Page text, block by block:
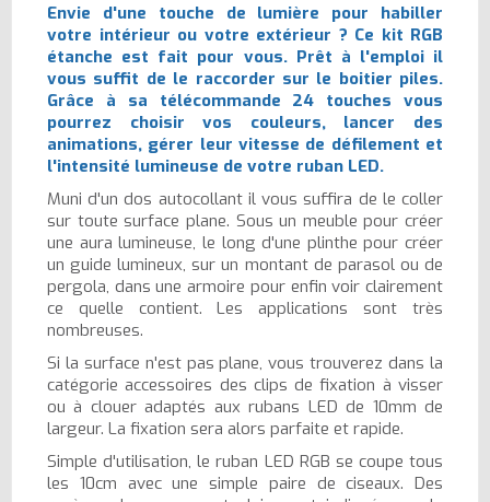
Envie d'une touche de lumière pour habiller
votre intérieur ou votre extérieur ? Ce kit RGB
étanche est fait pour vous. Prêt à l'emploi il
vous suffit de le raccorder sur le boitier piles.
Grâce à sa télécommande 24 touches vous
pourrez choisir vos couleurs, lancer des
animations, gérer leur vitesse de défilement et
l'intensité lumineuse de votre ruban LED.
Muni d'un dos autocollant il vous suffira de le coller
sur toute surface plane. Sous un meuble pour créer
une aura lumineuse, le long d'une plinthe pour créer
un guide lumineux, sur un montant de parasol ou de
pergola, dans une armoire pour enfin voir clairement
ce quelle contient. Les applications sont très
nombreuses.
Si la surface n'est pas plane, vous trouverez dans la
catégorie accessoires des clips de fixation à visser
ou à clouer adaptés aux rubans LED de 10mm de
largeur. La fixation sera alors parfaite et rapide.
Simple d'utilisation, le ruban LED RGB se coupe tous
les 10cm avec une simple paire de ciseaux. Des